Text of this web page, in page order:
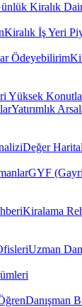
Kiralık
Kiralık İş Yeri
Ödeyebilirim
Yüksek
Yatırımlık
Değer
GYF
Kiralama
Uzman
Danışman